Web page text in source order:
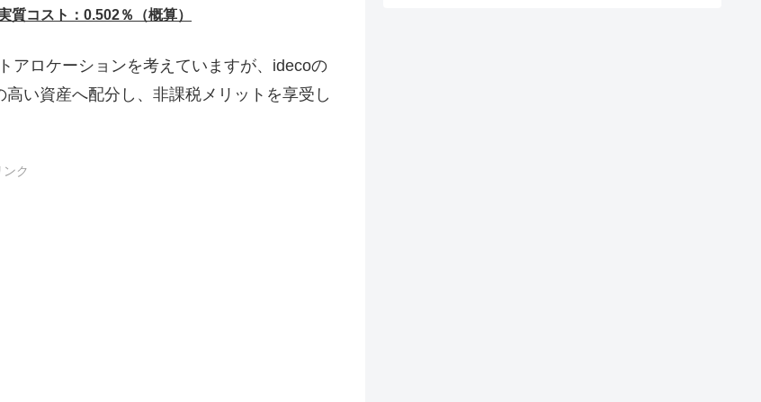
質コスト：0.502％（概算）
アロケーションを考えていますが、idecoの
い資産へ配分し、非課税メリットを享受し
ンク